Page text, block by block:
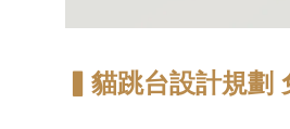
▍貓跳台設計規劃